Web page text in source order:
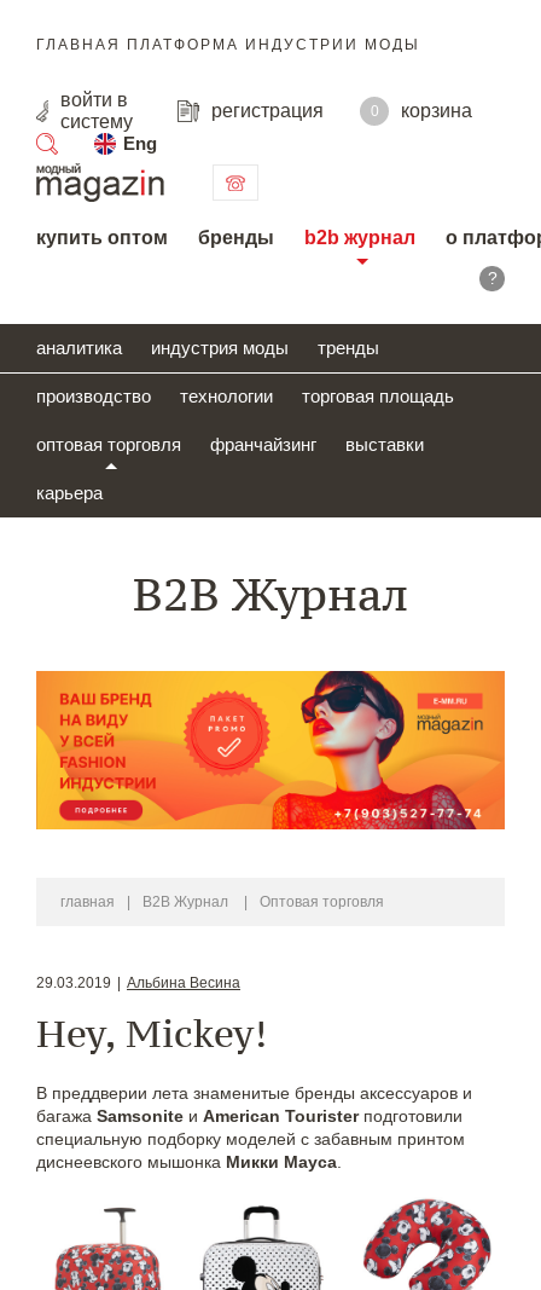
ГЛАВНАЯ ПЛАТФОРМА ИНДУСТРИИ МОДЫ
войти в
систему
регистрация 0
корзина
Eng
поиск
купить оптом бренды b2b журнал о
?
аналитика индустрия моды тренды
производство технологии торговая площадь
оптовая торговля франчайзинг выставки
карьера
B2B Журнал
главная B2B Журнал Оптовая торговля
29.03.2019 Альбина Весина
Hey, Mickey!
В преддверии лета знаменитые бренды аксессуаров и
багажа Samsonite и American Tourister подготовили
специальную подборку моделей с забавным принтом
диснеевского мышонка Микки Мауса